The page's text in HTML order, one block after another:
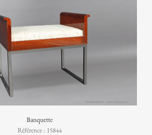
Banquette
Référence : 15844